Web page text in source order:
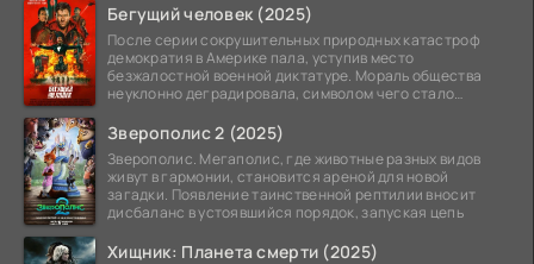
Бегущий человек (2025)
После серии сокрушительных природных катастроф
демократия в Америке пала, уступив место
безжалостной военной диктатуре. Мораль общества
неуклонно деградировала, символом чего стало
Зверополис 2 (2025)
Зверополис. Мегаполис, где животные разных видов
живут в гармонии, становится ареной для новой
загадки. Появление таинственной рептилии вносит
дисбаланс в устоявшийся порядок, запуская цепь
Хищник: Планета смерти (2025)